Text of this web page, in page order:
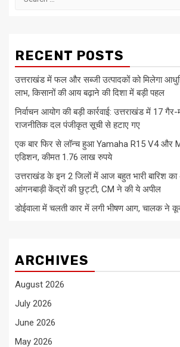
RECENT POSTS
उत्तराखंड में फल और सब्जी उत्पादकों को मिलेगा
लाभ, किसानों की आय बढ़ाने की दिशा में बड़ी पहल
निर्वाचन आयोग की बड़ी कार्रवाई: उत्तराखंड में 17 गैर-
राजनीतिक दल पंजीकृत सूची से हटाए गए
एक बार फिर से लॉन्च हुआ Yamaha R15 V4 और
एडिशन, कीमत 1.76 लाख रुपये
उत्तराखंड के इन 2 जिलों में आज बहुत भारी बारिश
आंगनबाड़ी केंद्रों की छुट्टी, CM ने की ये अपील
डोईवाला में चलती कार में लगी भीषण आग, चालक ने
ARCHIVES
August 2026
July 2026
June 2026
May 2026